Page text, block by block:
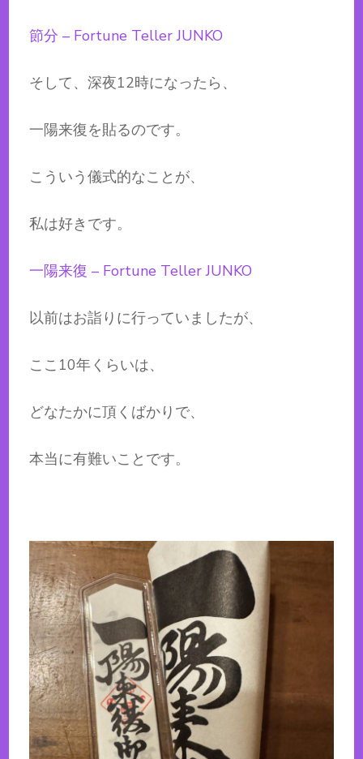
節分 – Fortune Teller JUNKO
そして、深夜12時になったら、
一陽来復を貼るのです。
こういう儀式的なことが、
私は好きです。
一陽来復 – Fortune Teller JUNKO
以前はお詣りに行っていましたが、
ここ10年くらいは、
どなたかに頂くばかりで、
本当に有難いことです。